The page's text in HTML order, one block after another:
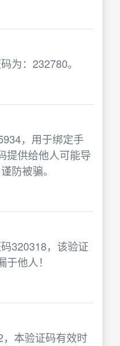
为：232780。
，用于绑定手
提供给他人可能导
防被骗。
320318，该验证
他人！
，本验证码有效时